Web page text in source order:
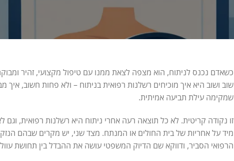
כשאדם נכנס לניתוח, הוא מצפה לצאת ממנו עם טיפול מקצועי, זהיר
שוב ושוב היא איך מוכיחים רשלנות רפואית בניתוח – ולא פחות חשוב, איך
שמקימה עילת תביעה אמיתית.
זו נקודה קריטית. לא כל תוצאה רעה אחרי ניתוח היא רשלנות רפואית, וגם
מיד על אחריות של בית החולים או המנתח. מצד שני, יש מקרים שבהם
הרפואי הסביר, ודווקא שם הדיוק המשפטי עושה את ההבדל בין תחושת